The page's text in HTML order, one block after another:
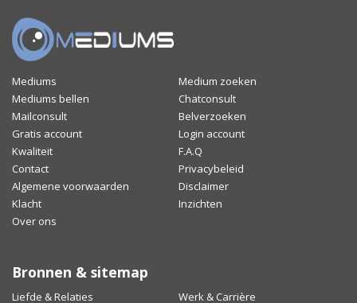
Mediums
Medium zoeken
Mediums bellen
Chatconsult
Mailconsult
Belverzoeken
Gratis account
Login account
Kwaliteit
F.A.Q
Contact
Privacybeleid
Algemene voorwaarden
Disclaimer
Klacht
Inzichten
Over ons
Bronnen & sitemap
Liefde & Relaties Werk & Carrière